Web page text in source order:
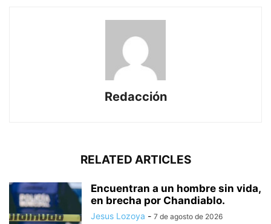
Redacción
RELATED ARTICLES
Encuentran a un hombre sin vida,
en brecha por Chandiablo.
Jesus Lozoya - 7 de agosto de 2026